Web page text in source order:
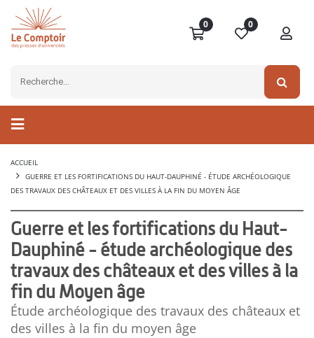
0 0
ACCUEIL
GUERRE ET LES FORTIFICATIONS DU HAUT-DAUPHINÉ - ÉTUDE ARCHÉOLOGIQUE
DES TRAVAUX DES CHÂTEAUX ET DES VILLES À LA FIN DU MOYEN ÂGE
Guerre et les fortifications du Haut-
Dauphiné - étude archéologique des
travaux des châteaux et des villes à la
fin du Moyen âge
Étude archéologique des travaux des châteaux et
des villes à la fin du moyen âge